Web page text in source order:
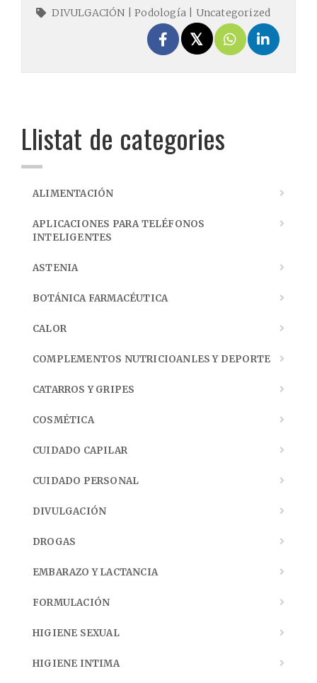
DIVULGACIÓN |Podología Uncategorized
Llistat de categories
ALIMENTACIÓN
APLICACIONES PARA TELÉFONOS
INTELIGENTES
ASTENIA
BOTÁNICA FARMACÉUTICA
CALOR
COMPLEMENTOS NUTRICIOANLES Y DEPORTE
CATARROS Y GRIPES
COSMÉTICA
CUIDADO CAPILAR
CUIDADO PERSONAL
DIVULGACIÓN
DROGAS
EMBARAZO Y LACTANCIA
FORMULACIÓN
HIGIENE SEXUAL
HIGIENE INTIMA